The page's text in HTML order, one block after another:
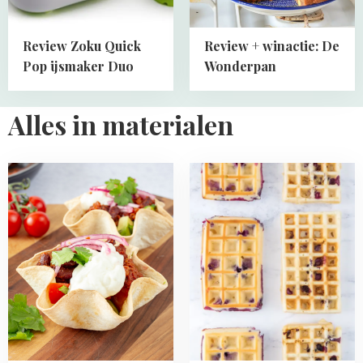
Review Zoku Quick
Pop ijsmaker Duo
Review + winactie: De
Wonderpan
Alles in materialen
Read
more
about
Tortilla
taco
bowl
Read
more
Wafels
bakken
een
wafelijzer
of
de